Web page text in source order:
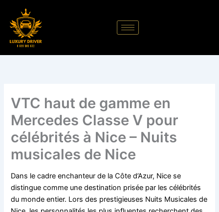
contenu
VTC haut de gamme en
Mercedes Classe V pour
célébrités à Nice – Nuits
musicales de Nice
Dans le cadre enchanteur de la Côte d’Azur, Nice se
distingue comme une destination prisée par les célébrités
du monde entier. Lors des prestigieuses Nuits Musicales de